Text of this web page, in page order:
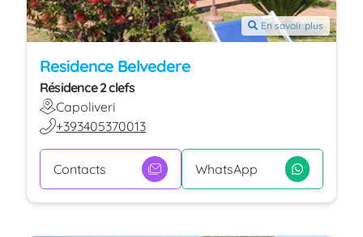
En savoir plus
Residence Belvedere
Résidence 2 clefs
Capoliveri
+393405370013
Contacts WhatsApp